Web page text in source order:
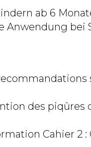
ab 6
Anwendung bei
des
Cahier 2